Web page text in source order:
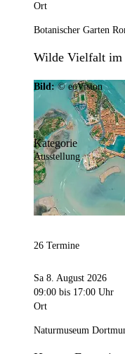
Ort
Botanischer Garten
Wilde Vielfalt im
Bild:© eoVision
Kategorie
Ausstellung
26 Termine
Sa 8. August 2026
09:00 bis 17:00 Uhr
Ort
Naturmuseum